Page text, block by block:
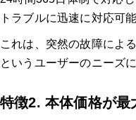
トラブルに迅速に対応可能
これは、突然の故障によ
というユーザーのニーズ
特徴2. 本体価格が最